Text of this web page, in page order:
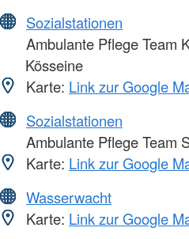
Sozialstationen
Ambulante Pflege Team
Kösseine
Karte: Link zur Google
Sozialstationen
Ambulante Pflege Team
Karte: Link zur Google
Wasserwacht
Karte: Link zur Google